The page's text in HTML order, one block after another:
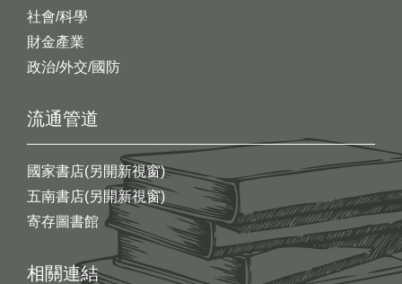
社會/科學
財金產業
政治/外交/國防
流通管道
國家書店(另開新視窗)
五南書店(另開新視窗)
寄存圖書館
相關連結